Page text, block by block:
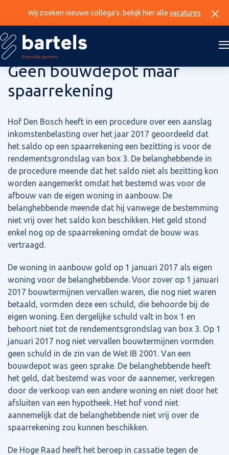
Wij zoeken nieuwe collega’s. bekijk hier alle vacatures
17 oktober 2024
Geen bouwdepot maar
spaarrekening
Hof Den Bosch heeft in een procedure over een aanslag
inkomstenbelasting over het jaar 2017 geoordeeld dat
het saldo op een spaarrekening een bezitting is voor de
rendementsgrondslag van box 3. De belanghebbende in
de procedure meende dat het saldo niet als bezitting kon
worden aangemerkt omdat het bestemd was voor de
afbouw van de eigen woning in aanbouw. De
belanghebbende meende dat hij vanwege de bestemming
niet vrij over het saldo kon beschikken. Het geld stond
enkel nog op de spaarrekening omdat de bouw was
vertraagd.
De woning in aanbouw gold op 1 januari 2017 als eigen
woning voor de belanghebbende. Voor zover op 1 januari
2017 bouwtermijnen vervallen waren, die nog niet waren
betaald, vormden deze een schuld, die behoorde bij de
eigen woning. Een dergelijke schuld valt in box 1 en
behoort niet tot de rendementsgrondslag van box 3. Op 1
januari 2017 nog niet vervallen bouwtermijnen vormden
geen schuld in de zin van de Wet IB 2001. Van een
bouwdepot was geen sprake. De belanghebbende heeft
het geld, dat bestemd was voor de aannemer, verkregen
door de verkoop van een andere woning en niet door het
afsluiten van een hypotheek. Het hof vond niet
aannemelijk dat de belanghebbende niet vrij over de
spaarrekening zou kunnen beschikken.
De Hoge Raad heeft het beroep in cassatie tegen de